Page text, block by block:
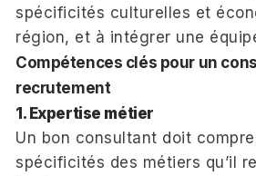
spécificités culturelles et
région, et à intégrer une
Compétences clés pour un
recrutement
1. Expertise métier
Un bon consultant doit
spécificités des métiers qu’il